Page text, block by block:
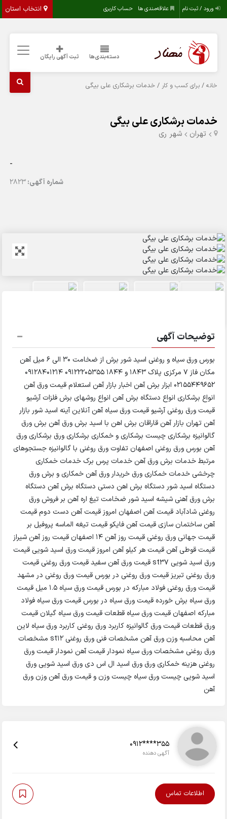
انتخاب استان ورود / ثبت نام علاقه‌مندی ها حساب کاربری
دسته‌بندی‌ها ثبت آگهی رایگان
خانه /برای کسب و کار / خدمات برشکاری علی بیگی
خدمات برشکاری علی بیگی
تهران شهر ری
-
شماره آگهی:2823
توضیحات آگهی
بورس ورق سیاه و روغنی اسید شور برش از ضخامت 30 الی 6 میل آهن
مکان فاز 7 مرکزی پلاک 1843 و 1844 09122205355 09128401214
02155449652 ابزار برش آهن اخبار بازار آهن استعلام قیمت ورق آهن
انواع برشکاری انواع دستگاه برش آهن انواع روشهای برش فلزات آرشیو
قیمت ورق روغنی آرشیو قیمت ورق سیاه آهن آنلاین آینه اسید شور بازار
آهن تهران بازار آهن قاراقان برش اهن با اسید برش ورق آهن برش ورق
گالوانیزه برشکاری چیست برشکاری و خمکاری برشکاری ورق برشکاری ورق
آهن بورس ورق روغنی اصفهان تفاوت ورق روغنی با گالوانیزه جستجوهای
مرتبط خدمات برش ورق آهن خدمات پرس برک خدمات خمکاری
چرخشی خدمات خمکاری ورق خریدار ورق آهن خمکاری و برش ورق
دستگاه اسید شور دستگاه برش اهن دستی دستگاه برش آهن دستگاه
برش ورق آهنی شیشه اسید شور ضخامت تیغ اره آهن بر فروش ورق
روغنی شادآباد قیمت آهن اصفهان امروز قیمت آهن دست دوم قیمت
آهن ساختمان سازی قیمت آهن فایکو قیمت تیغه الماسه پروفیل بر
قیمت جهانی ورق روغنی قیمت روز آهن 14 اصفهان قیمت روز آهن شیراز
قیمت قوطی آهن قیمت هر کیلو آهن امروز قیمت ورق اسید شویی قیمت
ورق اسید شویی st37 قیمت ورق آهن سفید قیمت ورق روغنی قیمت
ورق روغنی تبریز قیمت ورق روغنی در بورس قیمت ورق روغنی در مشهد
قیمت ورق روغنی فولاد مبارکه در بورس قیمت ورق سیاه 1.5 میل قیمت
ورق سیاه برش خورده قیمت ورق سیاه در بورس قیمت ورق سیاه فولاد
مبارکه اصفهان قیمت ورق سیاه قطعات قیمت ورق سیاه گیلان قیمت
ورق قطعات قیمت ورق گالوانیزه کاربرد ورق روغنی کاربرد ورق سیاه لاین
آهن محاسبه وزن ورق آهن مشخصات فنی ورق روغنی st12 مشخصات
ورق روغنی مشخصات ورق سیاه نمودار قیمت آهن نمودار قیمت ورق
روغنی هزینه خمکاری ورق ورق اسید ال اس دی ورق اسید شویی ورق
اسید شویی چیست ورق سیاه چیست وزن و قیمت ورق آهن وزن ورق
آهن
0912****355
آگهی دهنده
اطلاعات تماس